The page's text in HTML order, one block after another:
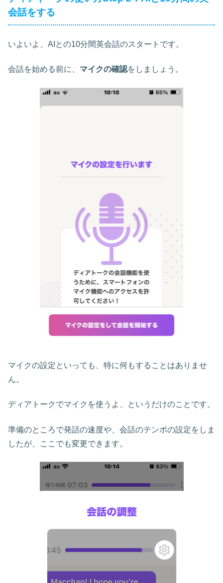
会話をする
いよいよ、AIとの10分間英会話のスタートです。
会話を始める前に、 マイクの確認をしましょう。
マイクの設定といっても、特に何もすることはありませ
ん。
ディアトークでマイクを使うよ、というだけのことです。
準備のところで発話の速度や、会話のテンポの設定をしま
したが、ここでも変更できます。